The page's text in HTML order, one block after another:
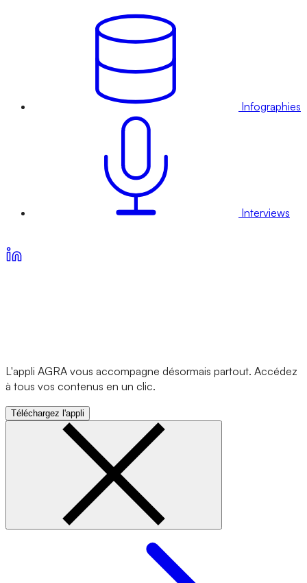
Infographies
Interviews
L'appli AGRA vous accompagne désormais partout. Accédez
à tous vos contenus en un clic.
Téléchargez l'appli